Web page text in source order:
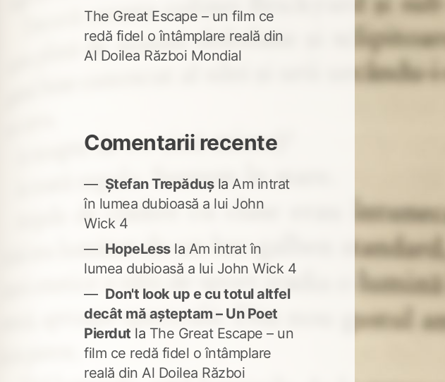
The Great Escape – un film ce
redă fidel o întâmplare reală din
Al Doilea Război Mondial
Comentarii recente
Ștefan Trepădușla Am intrat
în lumea dubioasă a lui John
Wick 4
HopeLessla Am intrat în
lumea dubioasă a lui John Wick 4
Don't look up e cu totul altfel
decât mă așteptam – Un Poet
Pierdut la The Great Escape – un
film ce redă fidel o întâmplare
reală din Al Doilea Război